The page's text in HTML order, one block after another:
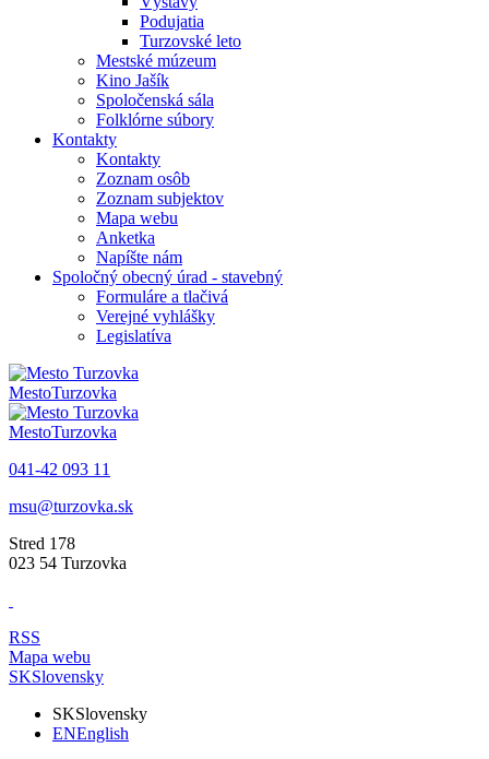
Podujatia
Turzovské leto
Mestské múzeum
Kino Jašík
Spoločenská sála
Folklórne súbory
Kontakty
Kontakty
Zoznam osôb
Zoznam subjektov
Mapa webu
Anketka
Napíšte nám
Spoločný obecný úrad - stavebný
Formuláre a tlačivá
Verejné vyhlášky
Legislatíva
MestoTurzovka
MestoTurzovka
041-42 093 11
msu@turzovka.sk
Stred 178
023 54 Turzovka
RSS
Mapa webu
SKSlovensky
SKSlovensky
ENEnglish